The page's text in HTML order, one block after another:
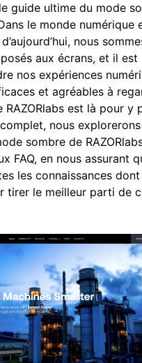
guide ultime du mode
le monde numérique
nous
aux écrans, et il est
nos expériences
et agréables à
est là pour y
nous
sombre de
FAQ, en nous assurant
les connaissances
tirer le meilleur parti de